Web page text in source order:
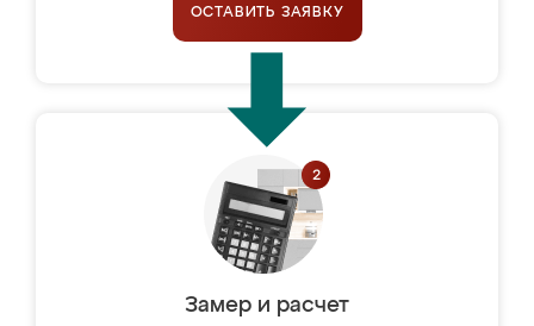
ОСТАВИТЬ ЗАЯВКУ
Замер и расчет